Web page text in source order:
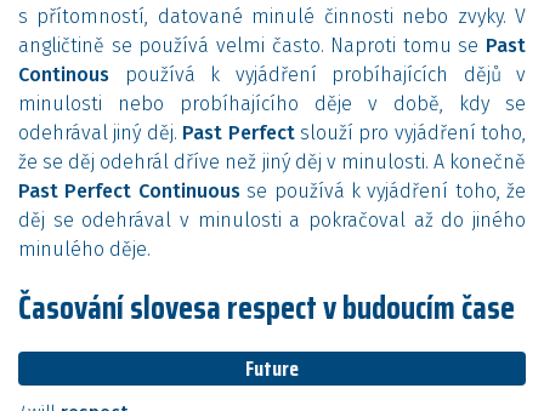
s přítomností, datované minulé činnosti nebo zvyky. V
angličtině se používá velmi často. Naproti tomu se Past
Continous používá k vyjádření probíhajících dějů v
minulosti nebo probíhajícího děje v době, kdy se
odehrával jiný děj. Past Perfectslouží pro vyjádření toho,
že se děj odehrál dříve než jiný děj v minulosti. A konečně
Past Perfect Continuousse používá k vyjádření toho, že
děj se odehrával v minulosti a pokračoval až do jiného
minulého děje.
Časování slovesa respect v budoucím čase
Future